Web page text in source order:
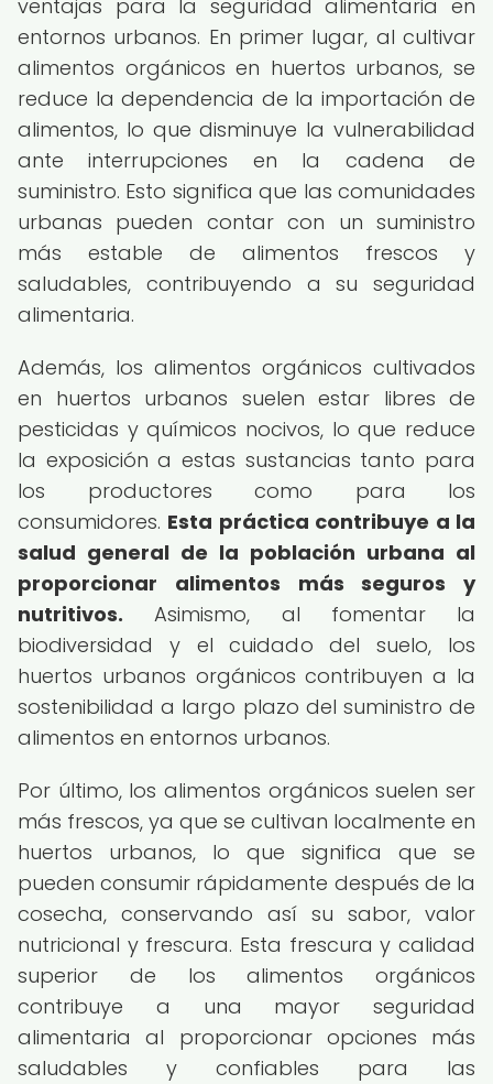
ventajas para la seguridad alimentaria en
entornos urbanos. En primer lugar, al cultivar
alimentos orgánicos en huertos urbanos, se
reduce la dependencia de la importación de
alimentos, lo que disminuye la vulnerabilidad
ante interrupciones en la cadena de
suministro. Esto significa que las comunidades
urbanas pueden contar con un suministro
más estable de alimentos frescos y
saludables, contribuyendo a su seguridad
alimentaria.
Además, los alimentos orgánicos cultivados
en huertos urbanos suelen estar libres de
pesticidas y químicos nocivos, lo que reduce
la exposición a estas sustancias tanto para
los productores como para los
consumidores. Esta práctica contribuye a la
salud general de la población urbana al
proporcionar alimentos más seguros y
nutritivos. Asimismo, al fomentar la
biodiversidad y el cuidado del suelo, los
huertos urbanos orgánicos contribuyen a la
sostenibilidad a largo plazo del suministro de
alimentos en entornos urbanos.
Por último, los alimentos orgánicos suelen ser
más frescos, ya que se cultivan localmente en
huertos urbanos, lo que significa que se
pueden consumir rápidamente después de la
cosecha, conservando así su sabor, valor
nutricional y frescura. Esta frescura y calidad
superior de los alimentos orgánicos
contribuye a una mayor seguridad
alimentaria al proporcionar opciones más
saludables y confiables para las